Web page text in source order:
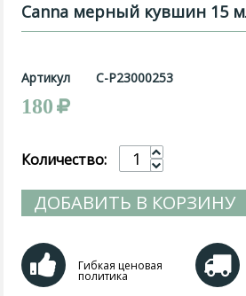
Canna мерный кувшин 15
Артикул C-P23000253
180
Количество:
ДОБАВИТЬ В КОРЗИНУ
Гибкая ценовая
политика